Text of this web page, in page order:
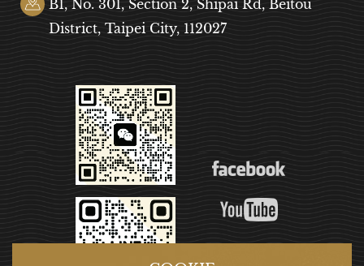
B1, No. 301, Section 2, Shipai Rd, Beitou
District, Taipei City, 112027